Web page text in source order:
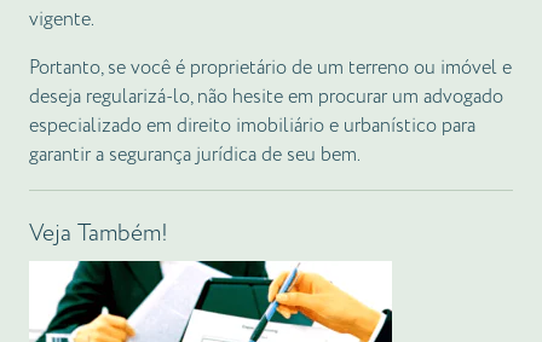
vigente.
Portanto, se você é proprietário de um terreno ou imóvel e
deseja regularizá-lo, não hesite em procurar um advogado
especializado em direito imobiliário e urbanístico para
garantir a segurança jurídica de seu bem.
Veja Também!